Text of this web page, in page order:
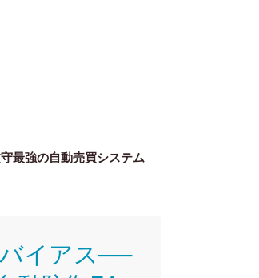
最強の自動売買システム
バイアス──